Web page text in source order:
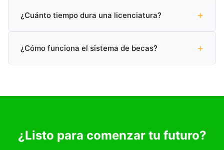
oficial SEP (Secretaría de Educación Pública) en
¿Cuánto tiempo dura una licenciatura? +
nuestro programa acelerado, o completarla en el
¿Cómo funciona el sistema de becas? +
¿Listo para comenzar tu futuro?